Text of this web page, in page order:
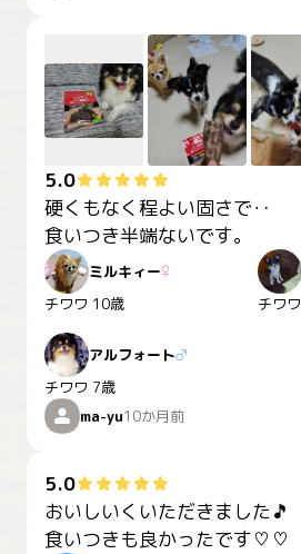
5.0
硬くもなく程よい固さで‥
食いつき半端ないです。
ミルキィー♀
チワワ 10歳
チワワ
アルフォート♂
チワワ 7歳
ma-yu10か月前
5.0
おいしいくいただきました🎵
食いつきも良かったです♡♡